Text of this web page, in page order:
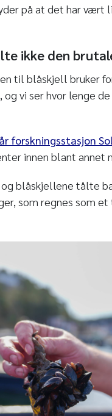
på at det har vært
ikke den
til blåskjell bruker
vi ser hvor lenge
forskningsstasjon
innen blant annet
blåskjellene tålte
som regnes som